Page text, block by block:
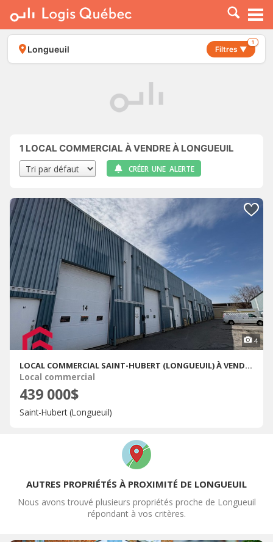
À LOUER
À VENDRE
PLACER UNE ANNONCE
Longueuil Filtres ▼
1
1 LOCAL COMMERCIAL À VENDRE À LONGUEUIL
CRÉER UNE ALERTE
4
LOCAL COMMERCIAL SAINT-HUBERT (LONGUEUIL) À VENDRE
Local commercial
439 000$
Saint-Hubert (Longueuil)
AUTRES PROPRIÉTÉS À PROXIMITÉ DE LONGUEUIL
Nous avons trouvé plusieurs propriétés proche de Longueuil
répondant à vos critères.